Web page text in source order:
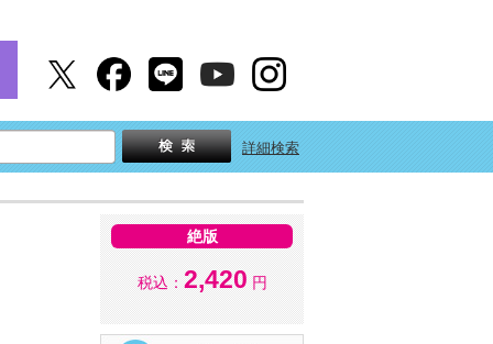
詳細検索
絶版
税込： 2,420 円